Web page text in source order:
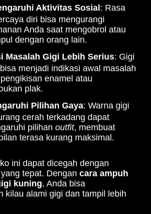
Aktivitas Sosial : Rasa
diri bisa mengurangi
Anda saat mengobrol atau
dengan orang lain.
Masalah Gigi Lebih Serius: Gigi
menjadi indikasi awal masalah
enamel atau
plak.
Pilihan Gaya: Warna gigi
cerah terkadang dapat
pilihan outfit, membuat
terasa kurang maksimal.
ini dapat dicegah dengan
tepat. Dengan cara ampuh
kuning, Anda bisa
kilau alami gigi dan tampil lebih